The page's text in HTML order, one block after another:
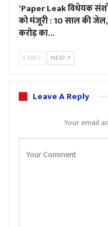
‘Paper Leak विधेयक
को मंजूरी : 10 साल की
करोड़ का…
PREV NEXT
Leave A Reply
Your email